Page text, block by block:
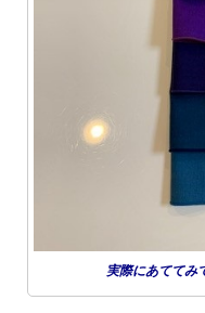
実際にあててみ